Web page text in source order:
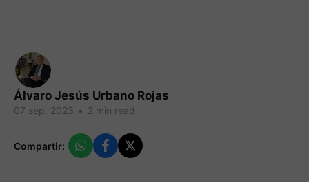
Álvaro Jesús Urbano Rojas
07 sep. 2023 • 2 min read
Compartir: